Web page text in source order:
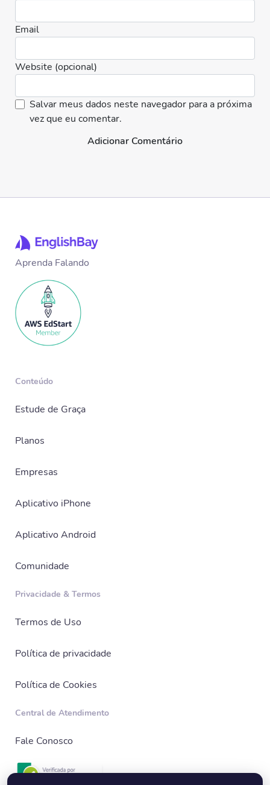
Email
Website (opcional)
Salvar meus dados neste navegador para a próxima
vez que eu comentar.
Adicionar Comentário
Aprenda Falando
Conteúdo
Estude de Graça
Planos
Empresas
Aplicativo iPhone
Aplicativo Android
Comunidade
Privacidade & Termos
Termos de Uso
Política de privacidade
Política de Cookies
Central de Atendimento
Fale Conosco